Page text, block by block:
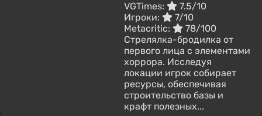
VGTimes:
7.5/10
Игроки:
7/10
Metacritic:
78/100
Стрелялка-бродилка от
первого лица с элементами
хоррора. Исследуя
локации игрок собирает
ресурсы, обеспечивая
строительство базы и
крафт полезных...